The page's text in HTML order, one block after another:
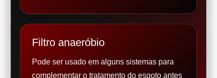
Filtro anaeróbio
Pode ser usado em alguns sistemas para
complementar o tratamento do esgoto antes